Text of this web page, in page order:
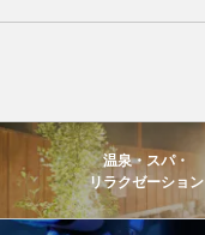
温泉・スパ・
リラクゼーション